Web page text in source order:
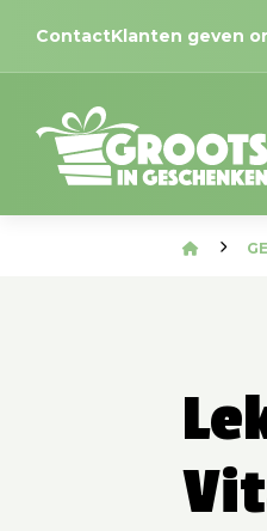
ContactKlanten geven